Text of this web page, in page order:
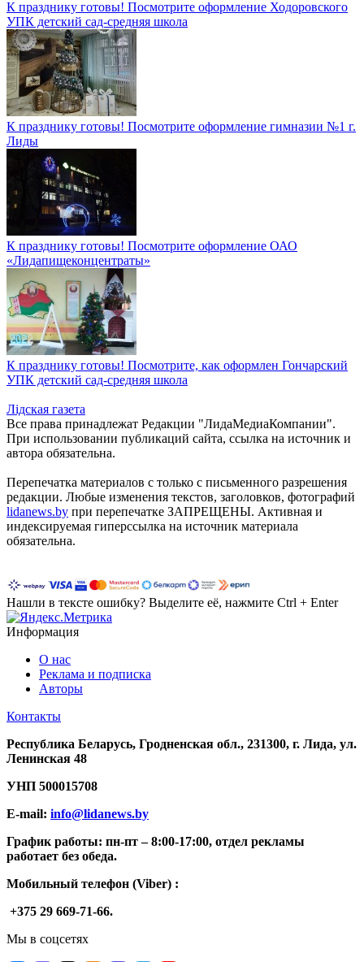
К празднику готовы! Посмотрите оформление Ходоровского
УПК детский сад-средняя школа
К празднику готовы! Посмотрите оформление гимназии №1 г.
Лиды
К празднику готовы! Посмотрите оформление ОАО
«Лидапищеконцентраты»
К празднику готовы! Посмотрите, как оформлен Гончарский
УПК детский сад-средняя школа
Лiдская газета
Все права принадлежат Редакции "ЛидаМедиаКомпании".
При использовании публикаций сайта, ссылка на источник и
автора обязательна.
Перепечатка материалов c только с письменного разрешения
редакции. Любые изменения текстов, заголовков, фотографий
lidanews.by при перепечатке ЗАПРЕЩЕНЫ. Активная и
индексируемая гиперссылка на источник материала
обязательна.
Нашли в тексте ошибку? Выделите её, нажмите Ctrl + Enter
Информация
О нас
Реклама и подписка
Авторы
Контакты
Республика Беларусь, Гродненская обл., 231300, г. Лида, ул.
Ленинская 48
УНП 500015708
E-mail: info@lidanews.by
График работы: пн-пт –8:00-17:00, отдел рекламы
работает без обеда.
Мобильный телефон (Viber) :
+375 29 669-71-66.
Мы в соцсетях